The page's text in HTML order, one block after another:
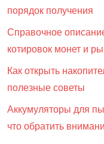
порядок получения
Справочное
котировок монет и
Как открыть
полезные советы
Аккумуляторы для
что обратить